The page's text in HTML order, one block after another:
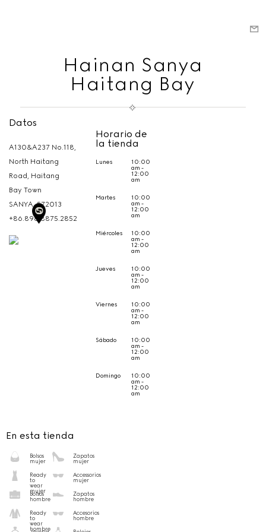
Hainan Sanya
Haitang Bay
Datos
A130&A237 No.118,
North Haitang
Road, Haitang
Bay Town
SANYA, 572013
+86.898.8875.2852
Horario de
la tienda
Lunes 10:00
am -
12:00
am
Martes 10:00
am -
12:00
am
Miércoles 10:00
am -
12:00
am
Jueves 10:00
am -
12:00
am
Viernes 10:00
am -
12:00
am
Sábado 10:00
am -
12:00
am
Domingo 10:00
am -
12:00
am
En esta tienda
Bolsos
mujer
Zapatos
mujer
Ready
to
wear
mujer
Accessorios
mujer
Bolsos
hombre
Zapatos
hombre
Ready
to
wear
hombre
Accesorios
hombre